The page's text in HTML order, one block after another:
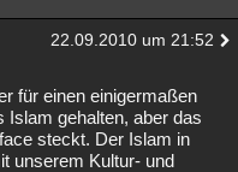
22.09.2010 um 21:52
für einen einigermaßen
Islam gehalten, aber das
steckt. Der Islam in
unserem Kultur- und